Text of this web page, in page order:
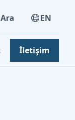
İletişim
Ara EN